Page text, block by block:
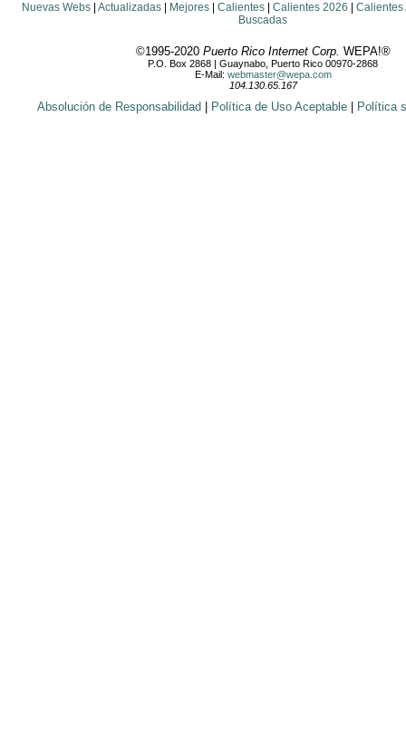
Nuevas Webs| Actualizadas| Mejores| Calientes| Calientes 2026
Calientes
Buscadas
©1995-2020 Puerto Rico Internet Corp. WEPA!®
P.O. Box 2868 | Guaynabo, Puerto Rico 00970-2868
E-Mail: webmaster@wepa.com
104.130.65.167
Absolución de Responsabilidad Política de Uso Aceptable Política